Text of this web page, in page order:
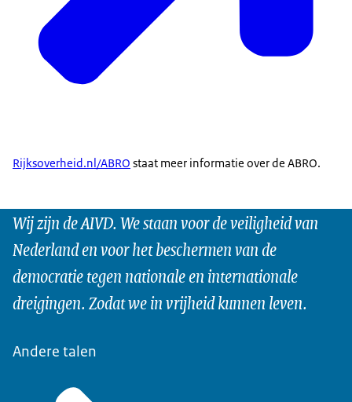
Rijksoverheid.nl/ABRO staat meer informatie over de ABRO.
Wij zijn de AIVD. We staan voor de veiligheid van
Nederland en voor het beschermen van de
democratie tegen nationale en internationale
dreigingen. Zodat we in vrijheid kunnen leven.
Andere talen